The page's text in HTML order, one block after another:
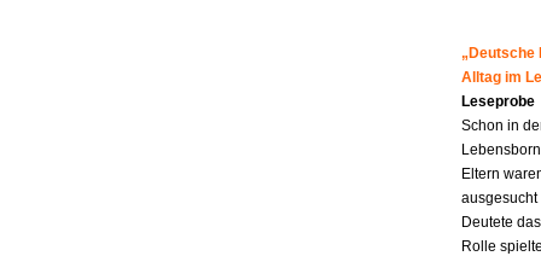
„Deutsche
Alltag im
Leseprobe
Schon in
Eltern
Deutete
Rolle